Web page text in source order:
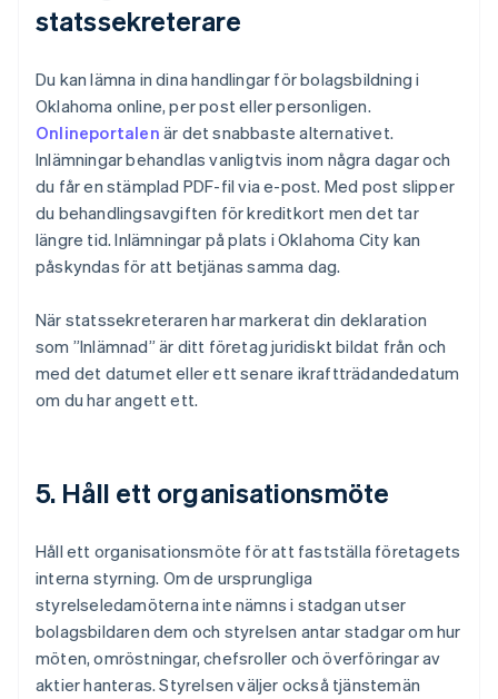
statssekreterare
Du kan lämna in dina handlingar för bolagsbildning i
Oklahoma online, per post eller personligen.
Onlineportalen är det snabbaste alternativet.
Inlämningar behandlas vanligtvis inom några dagar och
du får en stämplad PDF-fil via e-post. Med post slipper
du behandlingsavgiften för kreditkort men det tar
längre tid. Inlämningar på plats i Oklahoma City kan
påskyndas för att betjänas samma dag.
När statssekreteraren har markerat din deklaration
som ”Inlämnad” är ditt företag juridiskt bildat från och
med det datumet eller ett senare ikraftträdandedatum
om du har angett ett.
5. Håll ett organisationsmöte
Håll ett organisationsmöte för att fastställa företagets
interna styrning. Om de ursprungliga
styrelseledamöterna inte nämns i stadgan utser
bolagsbildaren dem och styrelsen antar stadgar om hur
möten, omröstningar, chefsroller och överföringar av
aktier hanteras. Styrelsen väljer också tjänstemän